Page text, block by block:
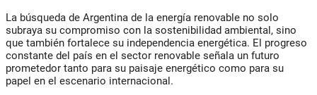
La búsqueda de Argentina de la energía renovable no solo
subraya su compromiso con la sostenibilidad ambiental, sino
que también fortalece su independencia energética. El progreso
constante del país en el sector renovable señala un futuro
prometedor tanto para su paisaje energético como para su
papel en el escenario internacional.